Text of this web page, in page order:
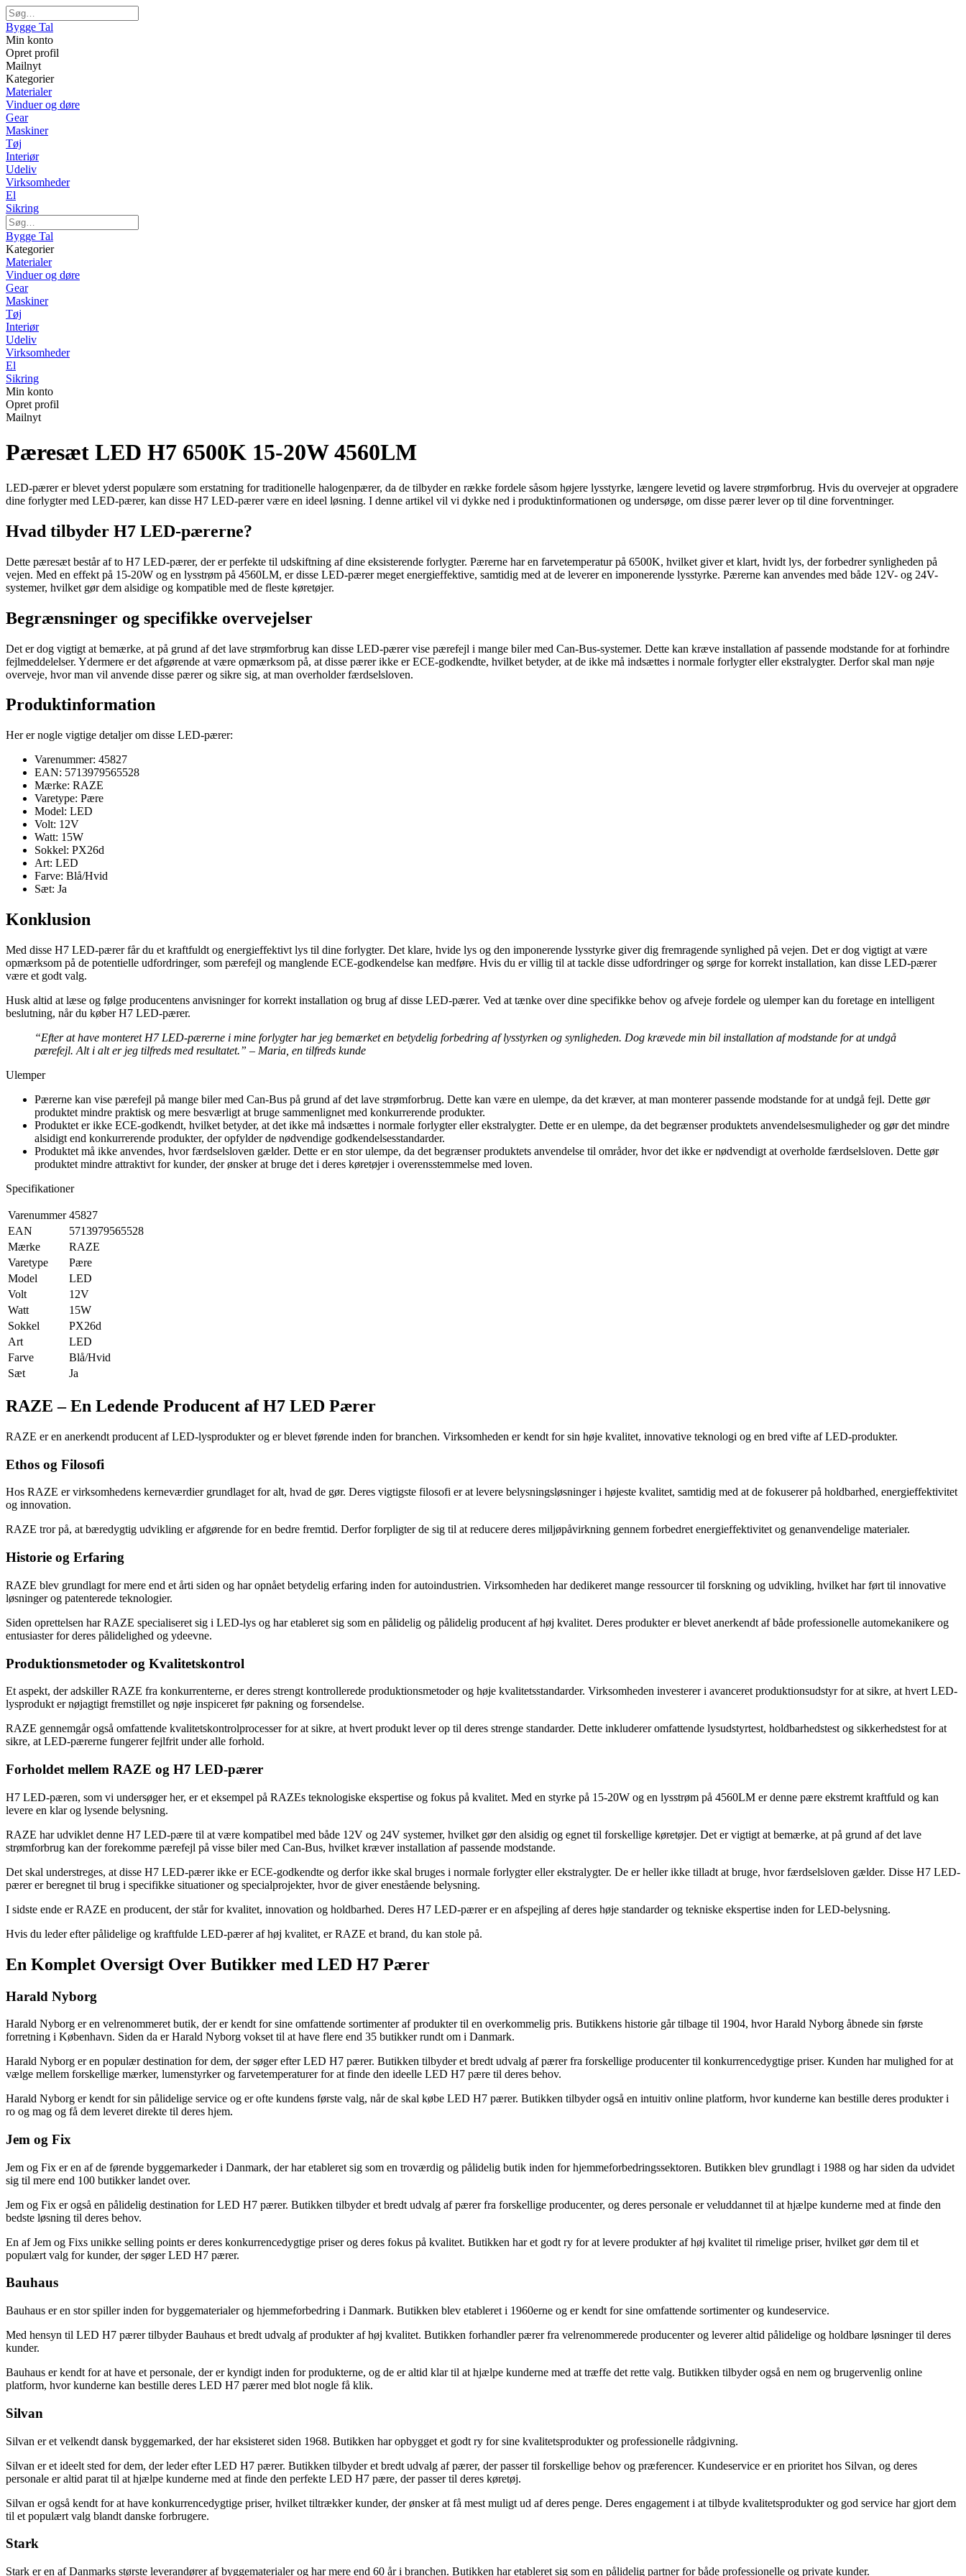
Bygge Tal
Min konto
Opret profil
Mailnyt
Kategorier
Materialer
Vinduer og døre
Gear
Maskiner
Tøj
Interiør
Udeliv
Virksomheder
El
Sikring
Bygge Tal
Kategorier
Materialer
Vinduer og døre
Gear
Maskiner
Tøj
Interiør
Udeliv
Virksomheder
El
Sikring
Min konto
Opret profil
Mailnyt
Pæresæt LED H7 6500K 15-20W 4560LM
LED-pærer er blevet yderst populære som erstatning for traditionelle halogenpærer, da de tilbyder en række fordele såsom højere lysstyrke, længere levetid og lavere strømforbrug. Hvis du overvejer at opgradere
dine forlygter med LED-pærer, kan disse H7 LED-pærer være en ideel løsning. I denne artikel vil vi dykke ned i produktinformationen og undersøge, om disse pærer lever op til dine forventninger.
Hvad tilbyder H7 LED-pærerne?
Dette pæresæt består af to H7 LED-pærer, der er perfekte til udskiftning af dine eksisterende forlygter. Pærerne har en farvetemperatur på 6500K, hvilket giver et klart, hvidt lys, der forbedrer synligheden på
vejen. Med en effekt på 15-20W og en lysstrøm på 4560LM, er disse LED-pærer meget energieffektive, samtidig med at de leverer en imponerende lysstyrke. Pærerne kan anvendes med både 12V- og 24V-
systemer, hvilket gør dem alsidige og kompatible med de fleste køretøjer.
Begrænsninger og specifikke overvejelser
Det er dog vigtigt at bemærke, at på grund af det lave strømforbrug kan disse LED-pærer vise pærefejl i mange biler med Can-Bus-systemer. Dette kan kræve installation af passende modstande for at forhindre
fejlmeddelelser. Ydermere er det afgørende at være opmærksom på, at disse pærer ikke er ECE-godkendte, hvilket betyder, at de ikke må indsættes i normale forlygter eller ekstralygter. Derfor skal man nøje
overveje, hvor man vil anvende disse pærer og sikre sig, at man overholder færdselsloven.
Produktinformation
Her er nogle vigtige detaljer om disse LED-pærer:
Varenummer: 45827
EAN: 5713979565528
Mærke: RAZE
Varetype: Pære
Model: LED
Volt: 12V
Watt: 15W
Sokkel: PX26d
Art: LED
Farve: Blå/Hvid
Sæt: Ja
Konklusion
Med disse H7 LED-pærer får du et kraftfuldt og energieffektivt lys til dine forlygter. Det klare, hvide lys og den imponerende lysstyrke giver dig fremragende synlighed på vejen. Det er dog vigtigt at være
opmærksom på de potentielle udfordringer, som pærefejl og manglende ECE-godkendelse kan medføre. Hvis du er villig til at tackle disse udfordringer og sørge for korrekt installation, kan disse LED-pærer
være et godt valg.
Husk altid at læse og følge producentens anvisninger for korrekt installation og brug af disse LED-pærer. Ved at tænke over dine specifikke behov og afveje fordele og ulemper kan du foretage en intelligent
beslutning, når du køber H7 LED-pærer.
“Efter at have monteret H7 LED-pærerne i mine forlygter har jeg bemærket en betydelig forbedring af lysstyrken og synligheden. Dog krævede min bil installation af modstande for at undgå
pærefejl. Alt i alt er jeg tilfreds med resultatet.” – Maria, en tilfreds kunde
Ulemper
Pærerne kan vise pærefejl på mange biler med Can-Bus på grund af det lave strømforbrug. Dette kan være en ulempe, da det kræver, at man monterer passende modstande for at undgå fejl. Dette gør
produktet mindre praktisk og mere besværligt at bruge sammenlignet med konkurrerende produkter.
Produktet er ikke ECE-godkendt, hvilket betyder, at det ikke må indsættes i normale forlygter eller ekstralygter. Dette er en ulempe, da det begrænser produktets anvendelsesmuligheder og gør det mindre
alsidigt end konkurrerende produkter, der opfylder de nødvendige godkendelsesstandarder.
Produktet må ikke anvendes, hvor færdselsloven gælder. Dette er en stor ulempe, da det begrænser produktets anvendelse til områder, hvor det ikke er nødvendigt at overholde færdselsloven. Dette gør
produktet mindre attraktivt for kunder, der ønsker at bruge det i deres køretøjer i overensstemmelse med loven.
Specifikationer
Varenummer 45827
EAN
5713979565528
Mærke
RAZE
Varetype
Pære
Model
LED
Volt
12V
Watt
15W
Sokkel
PX26d
Art
LED
Farve
Blå/Hvid
Sæt
Ja
RAZE – En Ledende Producent af H7 LED Pærer
RAZE er en anerkendt producent af LED-lysprodukter og er blevet førende inden for branchen. Virksomheden er kendt for sin høje kvalitet, innovative teknologi og en bred vifte af LED-produkter.
Ethos og Filosofi
Hos RAZE er virksomhedens kerneværdier grundlaget for alt, hvad de gør. Deres vigtigste filosofi er at levere belysningsløsninger i højeste kvalitet, samtidig med at de fokuserer på holdbarhed, energieffektivitet
og innovation.
RAZE tror på, at bæredygtig udvikling er afgørende for en bedre fremtid. Derfor forpligter de sig til at reducere deres miljøpåvirkning gennem forbedret energieffektivitet og genanvendelige materialer.
Historie og Erfaring
RAZE blev grundlagt for mere end et årti siden og har opnået betydelig erfaring inden for autoindustrien. Virksomheden har dedikeret mange ressourcer til forskning og udvikling, hvilket har ført til innovative
løsninger og patenterede teknologier.
Siden oprettelsen har RAZE specialiseret sig i LED-lys og har etableret sig som en pålidelig og pålidelig producent af høj kvalitet. Deres produkter er blevet anerkendt af både professionelle automekanikere og
entusiaster for deres pålidelighed og ydeevne.
Produktionsmetoder og Kvalitetskontrol
Et aspekt, der adskiller RAZE fra konkurrenterne, er deres strengt kontrollerede produktionsmetoder og høje kvalitetsstandarder. Virksomheden investerer i avanceret produktionsudstyr for at sikre, at hvert LED-
lysprodukt er nøjagtigt fremstillet og nøje inspiceret før pakning og forsendelse.
RAZE gennemgår også omfattende kvalitetskontrolprocesser for at sikre, at hvert produkt lever op til deres strenge standarder. Dette inkluderer omfattende lysudstyrtest, holdbarhedstest og sikkerhedstest for at
sikre, at LED-pærerne fungerer fejlfrit under alle forhold.
Forholdet mellem RAZE og H7 LED-pærer
H7 LED-pæren, som vi undersøger her, er et eksempel på RAZEs teknologiske ekspertise og fokus på kvalitet. Med en styrke på 15-20W og en lysstrøm på 4560LM er denne pære ekstremt kraftfuld og kan
levere en klar og lysende belysning.
RAZE har udviklet denne H7 LED-pære til at være kompatibel med både 12V og 24V systemer, hvilket gør den alsidig og egnet til forskellige køretøjer. Det er vigtigt at bemærke, at på grund af det lave
strømforbrug kan der forekomme pærefejl på visse biler med Can-Bus, hvilket kræver installation af passende modstande.
Det skal understreges, at disse H7 LED-pærer ikke er ECE-godkendte og derfor ikke skal bruges i normale forlygter eller ekstralygter. De er heller ikke tilladt at bruge, hvor færdselsloven gælder. Disse H7 LED-
pærer er beregnet til brug i specifikke situationer og specialprojekter, hvor de giver enestående belysning.
I sidste ende er RAZE en producent, der står for kvalitet, innovation og holdbarhed. Deres H7 LED-pærer er en afspejling af deres høje standarder og tekniske ekspertise inden for LED-belysning.
Hvis du leder efter pålidelige og kraftfulde LED-pærer af høj kvalitet, er RAZE et brand, du kan stole på.
En Komplet Oversigt Over Butikker med LED H7 Pærer
Harald Nyborg
Harald Nyborg er en velrenommeret butik, der er kendt for sine omfattende sortimenter af produkter til en overkommelig pris. Butikkens historie går tilbage til 1904, hvor Harald Nyborg åbnede sin første
forretning i København. Siden da er Harald Nyborg vokset til at have flere end 35 butikker rundt om i Danmark.
Harald Nyborg er en populær destination for dem, der søger efter LED H7 pærer. Butikken tilbyder et bredt udvalg af pærer fra forskellige producenter til konkurrencedygtige priser. Kunden har mulighed for at
vælge mellem forskellige mærker, lumenstyrker og farvetemperaturer for at finde den ideelle LED H7 pære til deres behov.
Harald Nyborg er kendt for sin pålidelige service og er ofte kundens første valg, når de skal købe LED H7 pærer. Butikken tilbyder også en intuitiv online platform, hvor kunderne kan bestille deres produkter i
ro og mag og få dem leveret direkte til deres hjem.
Jem og Fix
Jem og Fix er en af de førende byggemarkeder i Danmark, der har etableret sig som en troværdig og pålidelig butik inden for hjemmeforbedringssektoren. Butikken blev grundlagt i 1988 og har siden da udvidet
sig til mere end 100 butikker landet over.
Jem og Fix er også en pålidelig destination for LED H7 pærer. Butikken tilbyder et bredt udvalg af pærer fra forskellige producenter, og deres personale er veluddannet til at hjælpe kunderne med at finde den
bedste løsning til deres behov.
En af Jem og Fixs unikke selling points er deres konkurrencedygtige priser og deres fokus på kvalitet. Butikken har et godt ry for at levere produkter af høj kvalitet til rimelige priser, hvilket gør dem til et
populært valg for kunder, der søger LED H7 pærer.
Bauhaus
Bauhaus er en stor spiller inden for byggematerialer og hjemmeforbedring i Danmark. Butikken blev etableret i 1960erne og er kendt for sine omfattende sortimenter og kundeservice.
Med hensyn til LED H7 pærer tilbyder Bauhaus et bredt udvalg af produkter af høj kvalitet. Butikken forhandler pærer fra velrenommerede producenter og leverer altid pålidelige og holdbare løsninger til deres
kunder.
Bauhaus er kendt for at have et personale, der er kyndigt inden for produkterne, og de er altid klar til at hjælpe kunderne med at træffe det rette valg. Butikken tilbyder også en nem og brugervenlig online
platform, hvor kunderne kan bestille deres LED H7 pærer med blot nogle få klik.
Silvan
Silvan er et velkendt dansk byggemarked, der har eksisteret siden 1968. Butikken har opbygget et godt ry for sine kvalitetsprodukter og professionelle rådgivning.
Silvan er et ideelt sted for dem, der leder efter LED H7 pærer. Butikken tilbyder et bredt udvalg af pærer, der passer til forskellige behov og præferencer. Kundeservice er en prioritet hos Silvan, og deres
personale er altid parat til at hjælpe kunderne med at finde den perfekte LED H7 pære, der passer til deres køretøj.
Silvan er også kendt for at have konkurrencedygtige priser, hvilket tiltrækker kunder, der ønsker at få mest muligt ud af deres penge. Deres engagement i at tilbyde kvalitetsprodukter og god service har gjort dem
til et populært valg blandt danske forbrugere.
Stark
Stark er en af Danmarks største leverandører af byggematerialer og har mere end 60 år i branchen. Butikken har etableret sig som en pålidelig partner for både professionelle og private kunder.